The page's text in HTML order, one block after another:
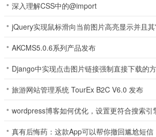
深入理解CSS中的@import
jQuery实现鼠标滑向当前图片高亮显示并且
AKCMS5.0.6系列产品发布
Django中实现点击图片链接强制直接下载的
旅游网站管理系统 TourEx B2C V6.0 发布
wordpress博客如何优化，设置更符合搜索引
真有后悔药：这款App可以帮你撤回尴尬短信